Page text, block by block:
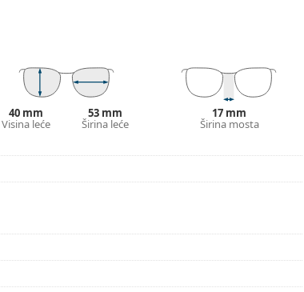
i njena izvedba mogu se razlikovati.
naočala. Neki modeli umjesto krpe mogu
više stilova ili provjerite našvodič za
za uporabu.
40 mm
Visina leće
53 mm
Širina leće
17 mm
Širina mosta